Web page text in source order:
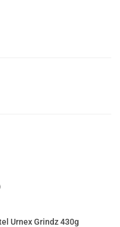
Urnex Grindz 430g